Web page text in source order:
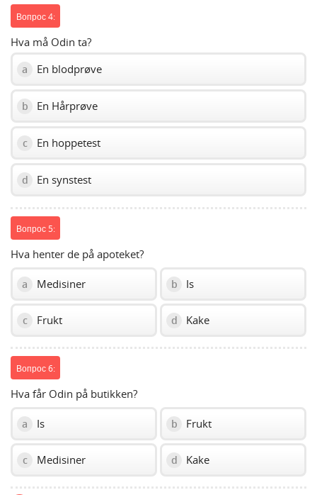
Вопрос 4:
Hva må Odin ta?
a En blodprøve
b En Hårprøve
c En hoppetest
d En synstest
Вопрос 5:
Hva henter de på apoteket?
a Medisiner b Is
c Frukt d Kake
Вопрос 6:
Hva får Odin på butikken?
a Is b Frukt
c Medisiner d Kake